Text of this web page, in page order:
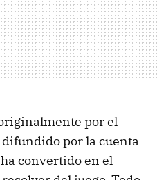
por el
difundido por la cuenta
ha convertido en el